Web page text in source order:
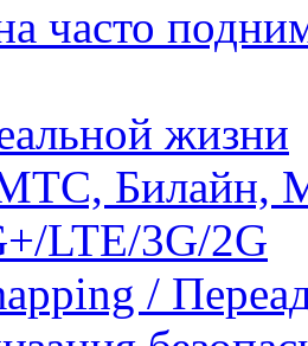
часто
жизни
Билайн,
LTE/3G/2G
/